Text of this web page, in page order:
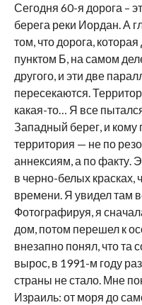
Сегодня 60-я дорога –
берега реки Иордан. А
том, что дорога,
пунктом Б, на самом
другого, и эти две
пересекаются.
какая-то… Я все
Западный берег, и кому
территория — не по
аннексиям, а по факту.
в черно-белых красках,
времени. Я увидел там
Фотографируя, я
дом, потом перешел к
внезапно понял, что та
вырос, в 1991-м году
страны не стало. Мне
Израиль: от моря до